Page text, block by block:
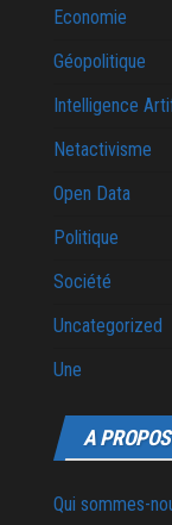
Economie
Géopolitique
Intelligence
Netactivisme
Open Data
Politique
Société
Uncategorized
Une
A PROPOS
Qui sommes-